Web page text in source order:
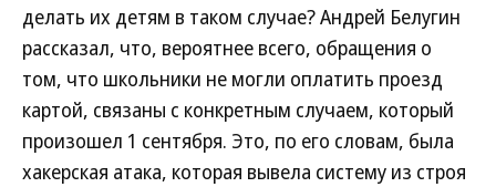
делать их детям в таком случае? Андрей Белугин
рассказал, что, вероятнее всего, обращения о
том, что школьники не могли оплатить проезд
картой, связаны с конкретным случаем, который
произошел 1 сентября. Это, по его словам, была
хакерская атака, которая вывела систему из строя